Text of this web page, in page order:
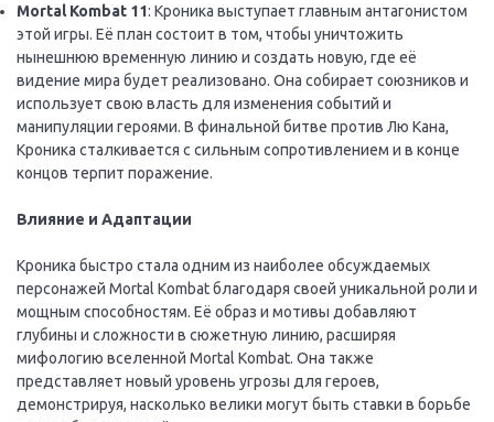
Mortal Kombat 11: Кроника выступает главным антагонистом
этой игры. Её план состоит в том, чтобы уничтожить
нынешнюю временную линию и создать новую, где её
видение мира будет реализовано. Она собирает союзников и
использует свою власть для изменения событий и
манипуляции героями. В финальной битве против Лю Кана,
Кроника сталкивается с сильным сопротивлением и в конце
концов терпит поражение.
Влияние и Адаптации
Кроника быстро стала одним из наиболее обсуждаемых
персонажей Mortal Kombat благодаря своей уникальной роли и
мощным способностям. Её образ и мотивы добавляют
глубины и сложности в сюжетную линию, расширяя
мифологию вселенной Mortal Kombat. Она также
представляет новый уровень угрозы для героев,
демонстрируя, насколько велики могут быть ставки в борьбе